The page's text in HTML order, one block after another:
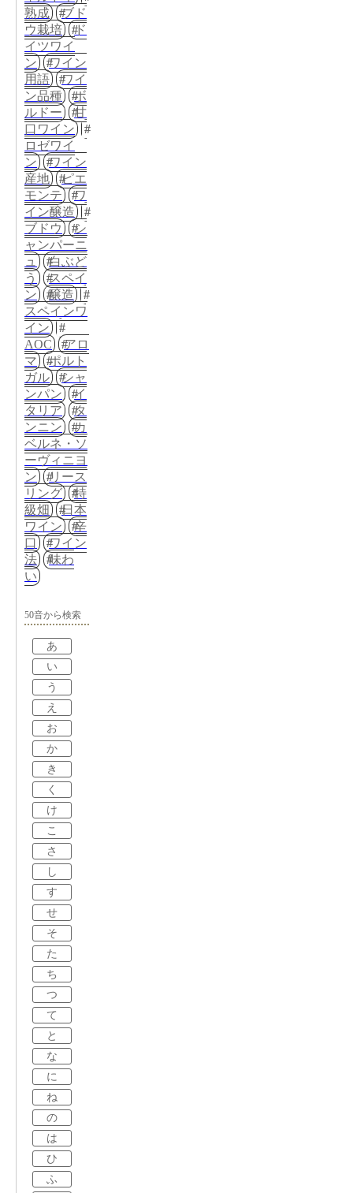
熟成
ブド
ウ栽培
ド
イツワイ
ン
ワイン
用語
ワイ
ン品種
ボ
ルドー
甘
口ワイン
ロゼワイ
ン
ワイン
産地
ピエ
モンテ
ワ
イン醸造
ブドウ
シ
ャンパーニ
ュ
白ぶど
う
スペイ
ン
醸造
スペインワ
イン
AOC
アロ
マ
ポルト
ガル
シャ
ンパン
イ
タリア
タ
ンニン
カ
ベルネ・ソ
ーヴィニヨ
ン
リース
リング
特
級畑
日本
ワイン
辛
口
ワイン
法
味わ
い
50音から検索
あ
い
う
え
お
か
き
く
け
こ
さ
し
す
せ
そ
た
ち
つ
て
と
な
に
ね
の
は
ひ
ふ